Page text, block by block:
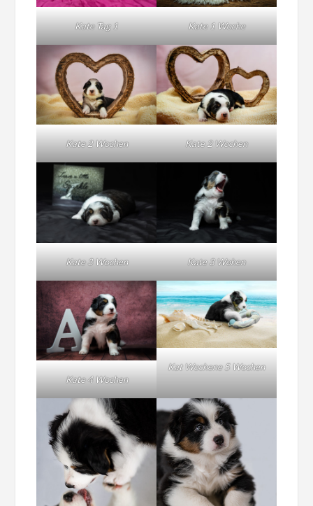
Kate Tag 1 Kate 1 Woche
Kate 2 Wochen Kate 2 Wochen
Kate 3 Wochen Kate 3 Wohen
Kate 4 Wochen
Kat Wochene 5 Wochen